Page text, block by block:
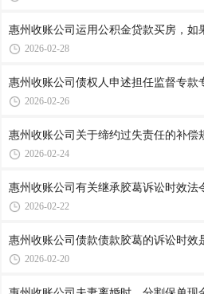
惠州收账公司​运用公积金贷款买房，如
2026-02-28
惠州收账公司​债权人申述担任监督专款
2026-02-26
惠州收账公司​关于缔约过失责任的补偿
2026-02-24
惠州收账公司​有关继承胶葛诉讼时效法
2026-02-22
惠州收账公司​债款债款胶葛的诉讼时效
2026-02-20